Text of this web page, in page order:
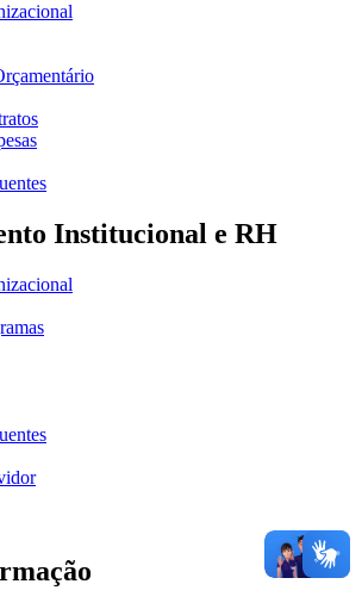
Institucional e RH